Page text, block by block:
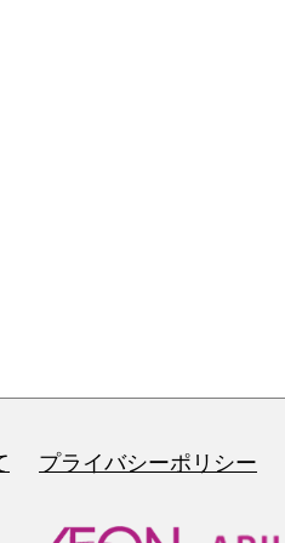
プライバシーポリシー